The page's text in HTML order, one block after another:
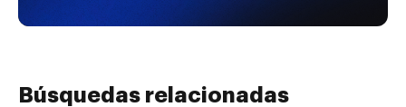
Búsquedas relacionadas